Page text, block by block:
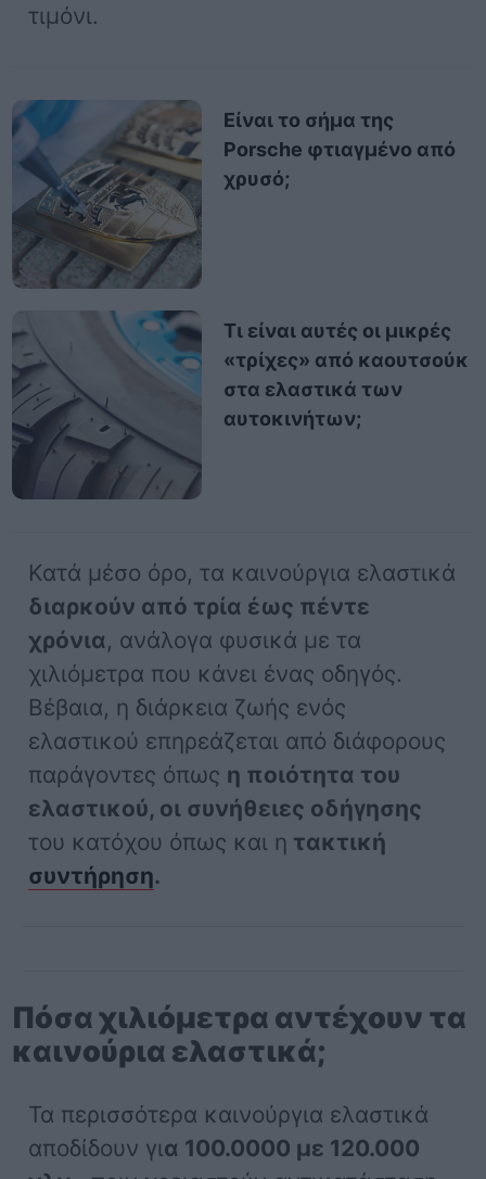
τιμόνι.
Είναι το σήμα της
Porsche φτιαγμένο από
χρυσό;
Τι είναι αυτές οι μικρές
«τρίχες» από καουτσούκ
στα ελαστικά των
αυτοκινήτων;
Κατά μέσο όρο, τα καινούργια ελαστικά
διαρκούν από τρία έως πέντε
χρόνια, ανάλογα φυσικά με τα
χιλιόμετρα που κάνει ένας οδηγός.
Βέβαια, η διάρκεια ζωής ενός
ελαστικού επηρεάζεται από διάφορους
παράγοντες όπως η ποιότητα του
ελαστικού, οι συνήθειες οδήγησης
του κατόχου όπως και η τακτική
συντήρηση.
Πόσα χιλιόμετρα αντέχουν τα
καινούρια ελαστικά;
Τα περισσότερα καινούργια ελαστικά
αποδίδουν για 100.0000 με 120.000